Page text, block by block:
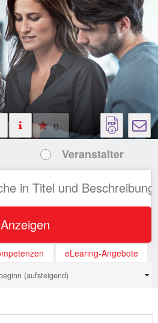
0
Veranstalter
Anzeigen
eLearing-Angebote
(aufsteigend)